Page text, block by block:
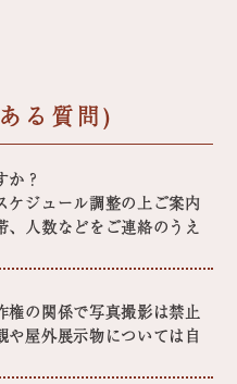
る質問)
か？
ケジュール調整の上ご案内
、人数などをご連絡のうえ
権の関係で写真撮影は禁止
や屋外展示物については自